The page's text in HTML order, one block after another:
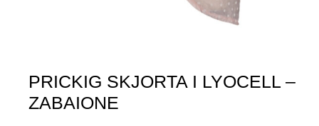
PRICKIG SKJORTA I LYOCELL –
ZABAIONE